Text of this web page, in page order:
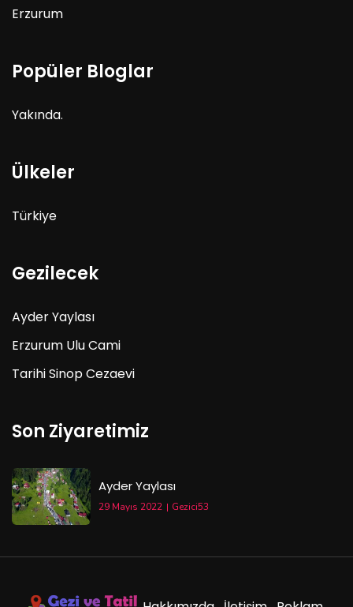
Erzurum
Popüler Bloglar
Yakında.
Ülkeler
Türkiye
Gezilecek
Ayder Yaylası
Erzurum Ulu Cami
Tarihi Sinop Cezaevi
Son Ziyaretimiz
Ayder Yaylası
29 Mayıs 2022 Gezici53